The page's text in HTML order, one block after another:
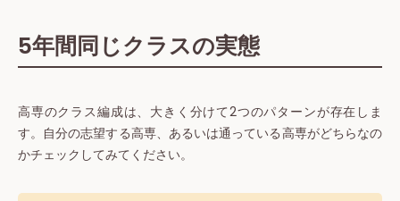
5年間同じクラスの実態
高専のクラス編成は、大きく分けて2つのパターンが存在しま
す。自分の志望する高専、あるいは通っている高専がどちらなの
かチェックしてみてください。